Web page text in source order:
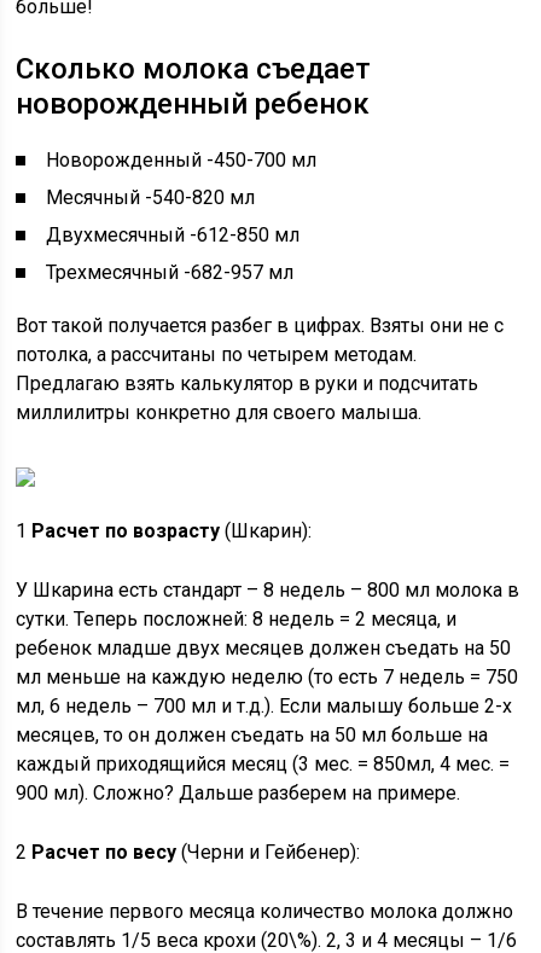
больше!
Сколько молока съедает
новорожденный ребенок
Новорожденный -450-700 мл
Месячный -540-820 мл
Двухмесячный -612-850 мл
Трехмесячный -682-957 мл
Вот такой получается разбег в цифрах. Взяты они не с
потолка, а рассчитаны по четырем методам.
Предлагаю взять калькулятор в руки и подсчитать
миллилитры конкретно для своего малыша.
1 Расчет по возрасту (Шкарин):
У Шкарина есть стандарт – 8 недель – 800 мл молока в
сутки. Теперь посложней: 8 недель = 2 месяца, и
ребенок младше двух месяцев должен съедать на 50
мл меньше на каждую неделю (то есть 7 недель = 750
мл, 6 недель – 700 мл и т.д.). Если малышу больше 2-х
месяцев, то он должен съедать на 50 мл больше на
каждый приходящийся месяц (3 мес. = 850мл, 4 мес. =
900 мл). Сложно? Дальше разберем на примере.
2 Расчет по весу (Черни и Гейбенер):
В течение первого месяца количество молока должно
составлять 1/5 веса крохи (20\%). 2, 3 и 4 месяцы – 1/6